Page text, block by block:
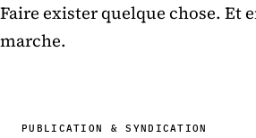
Faire exister quelque chose. Et
marche.
PUBLICATION & SYNDICATION